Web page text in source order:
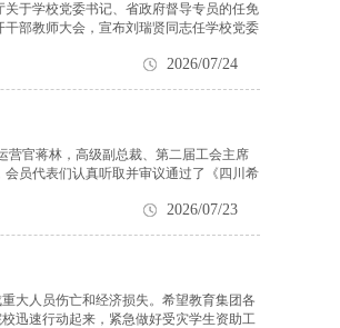
于学校党委书记、省政府督导专员的任免
部教师大会，宣布刘瑞贤同志任学校党委
2026/07/24
营官蒋林，高级副总裁、第二届工会主席
员代表们认真听取并审议通过了《四川希
2026/07/23
大人员伤亡和经济损失。希望教育集团各
迅速行动起来，紧急做好受灾学生资助工